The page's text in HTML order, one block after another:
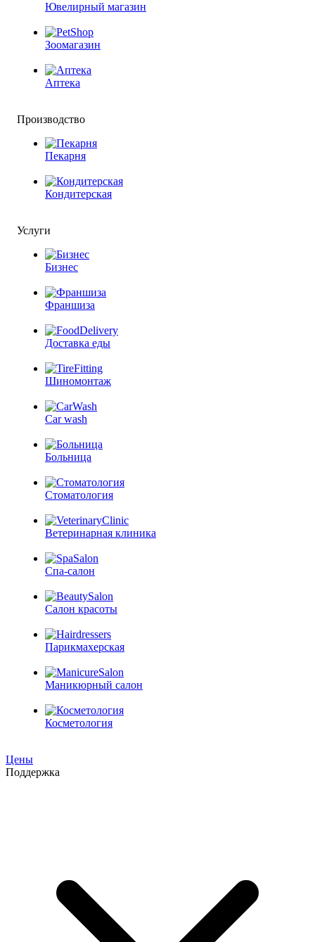
Ювелирный магазин
Зоомагазин
Аптека
Производство
Пекарня
Кондитерская
Услуги
Бизнес
Франшиза
Доставка еды
Шиномонтаж
Car wash
Больница
Стоматология
Ветеринарная клиника
Спа-салон
Салон красоты
Парикмахерская
Маникюрный салон
Косметология
Цены
Поддержка